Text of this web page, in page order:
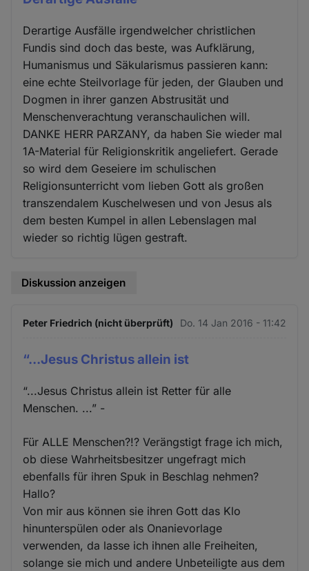
Derartige Ausfälle irgendwelcher christlichen
Fundis sind doch das beste, was Aufklärung,
Humanismus und Säkularismus passieren kann:
eine echte Steilvorlage für jeden, der Glauben und
Dogmen in ihrer ganzen Abstrusität und
Menschenverachtung veranschaulichen will.
DANKE HERR PARZANY, da haben Sie wieder mal
1A-Material für Religionskritik angeliefert. Gerade
so wird dem Geseiere im schulischen
Religionsunterricht vom lieben Gott als großen
transzendalem Kuschelwesen und von Jesus als
dem besten Kumpel in allen Lebenslagen mal
wieder so richtig lügen gestraft.
Diskussion anzeigen
Peter Friedrich (nicht überprüft) Do. 14 Jan 2016 - 11:42
“...Jesus Christus allein ist
“...Jesus Christus allein ist Retter für alle
Menschen. ...” -
Für ALLE Menschen?!? Verängstigt frage ich mich,
ob diese Wahrheitsbesitzer ungefragt mich
ebenfalls für ihren Spuk in Beschlag nehmen?
Hallo?
Von mir aus können sie ihren Gott das Klo
hinunterspülen oder als Onanievorlage
verwenden, da lasse ich ihnen alle Freiheiten,
solange sie mich und andere Unbeteiligte aus dem